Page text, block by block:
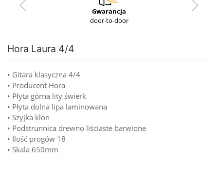
Gwarancja
door-to-door
Hora Laura 4/4
• Gitara klasyczna 4/4
• Producent Hora
• Płyta górna lity świerk
• Płyta dolna lipa laminowana
• Szyjka klon
• Podstrunnica drewno liściaste barwione
• Ilość progów 18
• Skala 650mm